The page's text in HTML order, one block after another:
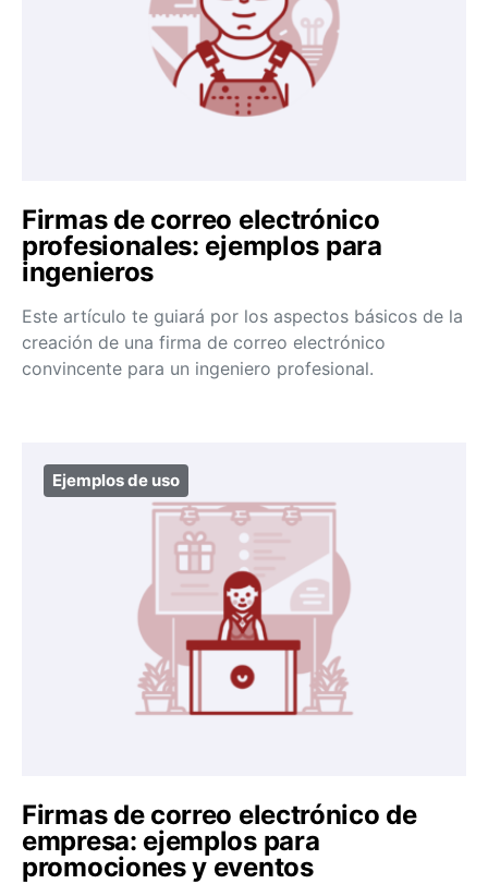
Firmas de correo electrónico
profesionales: ejemplos para
ingenieros
Este artículo te guiará por los aspectos básicos de la
creación de una firma de correo electrónico
convincente para un ingeniero profesional.
Ejemplos de uso
Firmas de correo electrónico de
empresa: ejemplos para
promociones y eventos